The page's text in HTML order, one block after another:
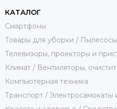
КАТАЛОГ
Смартфоны
Товары для уборки /
Телевизоры, проекторы и
Климат / Вентиляторы,
Компьютерная техника
Транспорт / Электросамокаты